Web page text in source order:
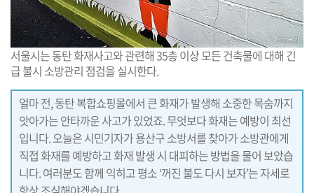
서울시는 동탄 화재사고와 관련해 35층 이상 모든 건축물에 대해 긴
급 불시 소방관리 점검을 실시한다.
얼마 전, 동탄 복합쇼핑몰에서 큰 화재가 발생해 소중한 목숨까지
앗아가는 안타까운 사고가 있었죠. 무엇보다 화재는 예방이 최선
입니다. 오늘은 시민기자가 용산구 소방서를 찾아가 소방관에게
직접 화재를 예방하고 화재 발생 시 대피하는 방법을 물어 보았습
니다. 여러분도 함께 익히고 평소 ‘꺼진 불도 다시 보자’는 자세로